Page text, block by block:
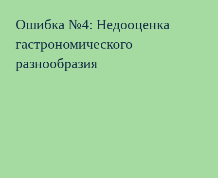
Ошибка №4: Недооценка
гастрономического
разнообразия